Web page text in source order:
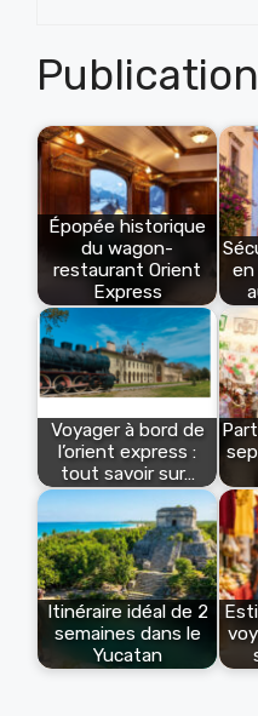
Épopée historique
du wagon-
restaurant Orient
Express
en
Voyager à bord de
l’orient express :
tout savoir sur…
Itinéraire idéal de 2
semaines dans le
Yucatan